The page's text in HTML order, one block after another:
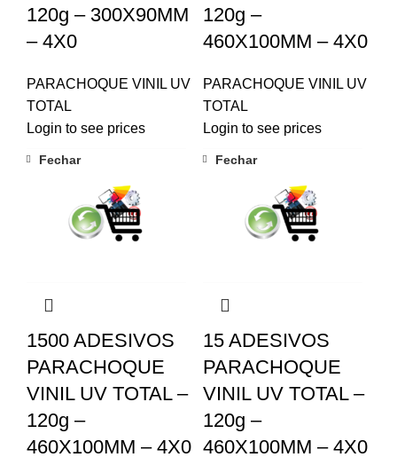
120g – 300X90MM
– 4X0
PARACHOQUE VINIL UV
TOTAL
Login to see prices
120g –
460X100MM – 4X0
PARACHOQUE VINIL UV
TOTAL
Login to see prices
Fechar
1500 ADESIVOS
PARACHOQUE
VINIL UV TOTAL –
120g –
460X100MM – 4X0
Fechar
15 ADESIVOS
PARACHOQUE
VINIL UV TOTAL –
120g –
460X100MM – 4X0